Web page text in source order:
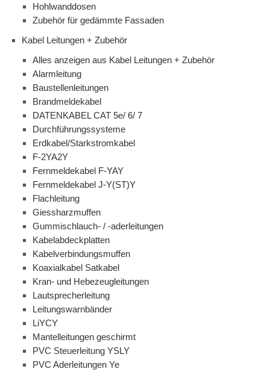
Hohlwanddosen
Zubehör für gedämmte Fassaden
Kabel Leitungen + Zubehör
Alles anzeigen aus Kabel Leitungen + Zubehör
Alarmleitung
Baustellenleitungen
Brandmeldekabel
DATENKABEL CAT 5e/ 6/ 7
Durchführungssysteme
Erdkabel/Starkstromkabel
F-2YA2Y
Fernmeldekabel F-YAY
Fernmeldekabel J-Y(ST)Y
Flachleitung
Giessharzmuffen
Gummischlauch- / -aderleitungen
Kabelabdeckplatten
Kabelverbindungsmuffen
Koaxialkabel Satkabel
Kran- und Hebezeugleitungen
Lautsprecherleitung
Leitungswarnbänder
LiYCY
Mantelleitungen geschirmt
PVC Steuerleitung YSLY
PVC Aderleitungen Ye